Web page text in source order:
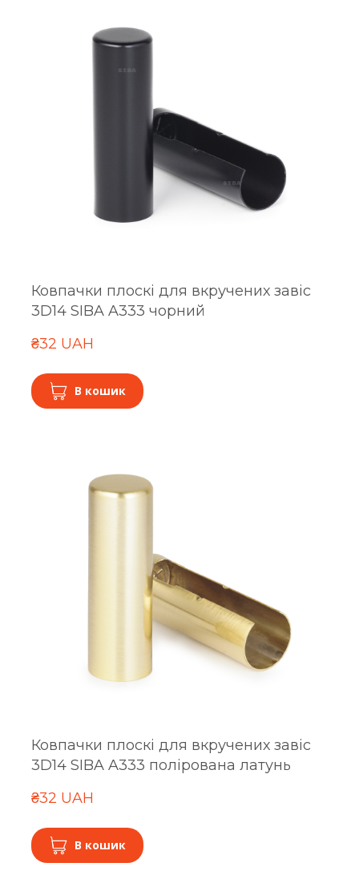
Ковпачки плоскі для вкручених завіс
3D14 SIBA A333 чорний
₴32 UAH
В кошик
Ковпачки плоскі для вкручених завіс
3D14 SIBA A333 полірована латунь
₴32 UAH
В кошик